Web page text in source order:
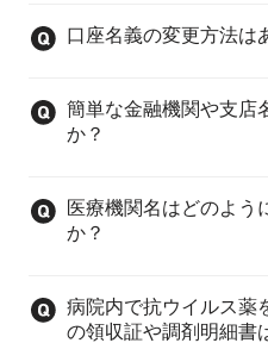
口座名義の変更方法は
簡単な金融機関や支店
か？
医療機関名はどのよう
か？
病院内で抗ウイルス薬
の領収証や調剤明細書